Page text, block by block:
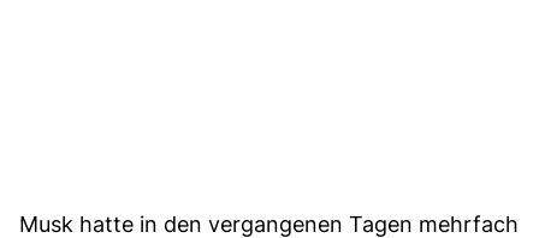
Musk hatte in den vergangenen Tagen mehrfach